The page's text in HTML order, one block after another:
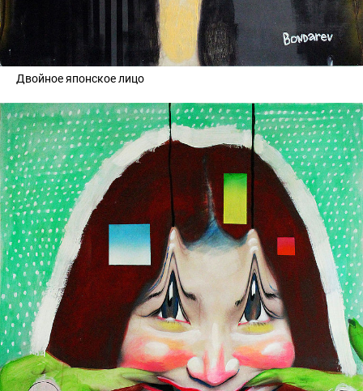
Двойное японское лицо